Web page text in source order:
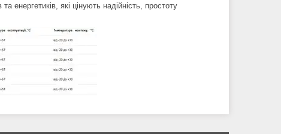
які цінують надійність, простоту